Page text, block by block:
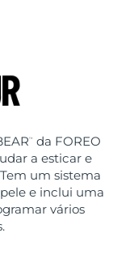
™
da FOREO
a esticar e
um sistema
e inclui uma
vários